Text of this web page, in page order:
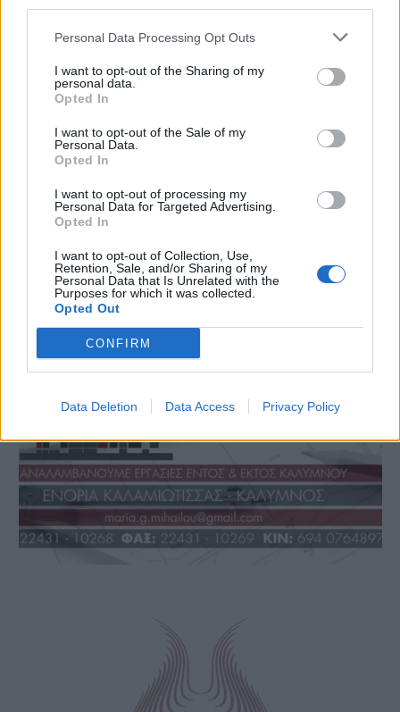
Personal Data Processing Opt Outs
I want to opt-out of the Sharing of my
personal data.
Opted In
I want to opt-out of the Sale of my
Personal Data.
Opted In
I want to opt-out of processing my
Personal Data for Targeted Advertising.
Opted In
I want to opt-out of Collection, Use,
Retention, Sale, and/or Sharing of my
Personal Data that Is Unrelated with the
Purposes for which it was collected.
Opted Out
CONFIRM
Data Deletion Data Access Privacy Policy